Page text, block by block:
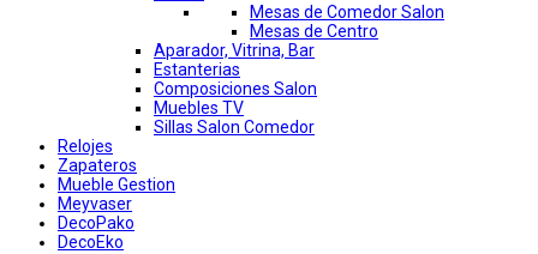
Mesas de Comedor Salon
Mesas de Centro
Aparador, Vitrina, Bar
Estanterias
Composiciones Salon
Muebles TV
Sillas Salon Comedor
Relojes
Zapateros
Mueble Gestion
Meyvaser
DecoPako
DecoEko